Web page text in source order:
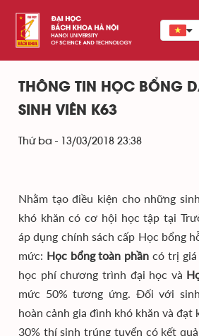
THÔNG TIN HỌC BỔNG
SINH VIÊN K63
Thứ ba - 13/03/2018 23:38
Nhằm tạo điều kiện cho những
khó khăn có cơ hội học tập tại
áp dụng chính sách cấp Học bổng
mức: Học bổng toàn phần có trị
học phí chương trình đại học và
mức 50% tương ứng. Đối với
hoàn cảnh gia đình khó khăn và
30% thí sinh trúng tuyển có kết